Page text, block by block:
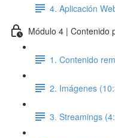
4. Aplicación
Módulo 4 | Contenido
1. Contenido
2. Imágenes
3. Streamings